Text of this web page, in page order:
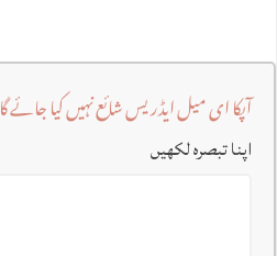
آپکا ای میل ایڈریس شائع نہیں کیا جائے گا
اپنا تبصرہ لکھیں